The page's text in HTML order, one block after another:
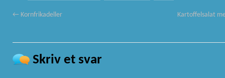
← Kornfrikadeller Kartoffelsalat
Skriv et svar